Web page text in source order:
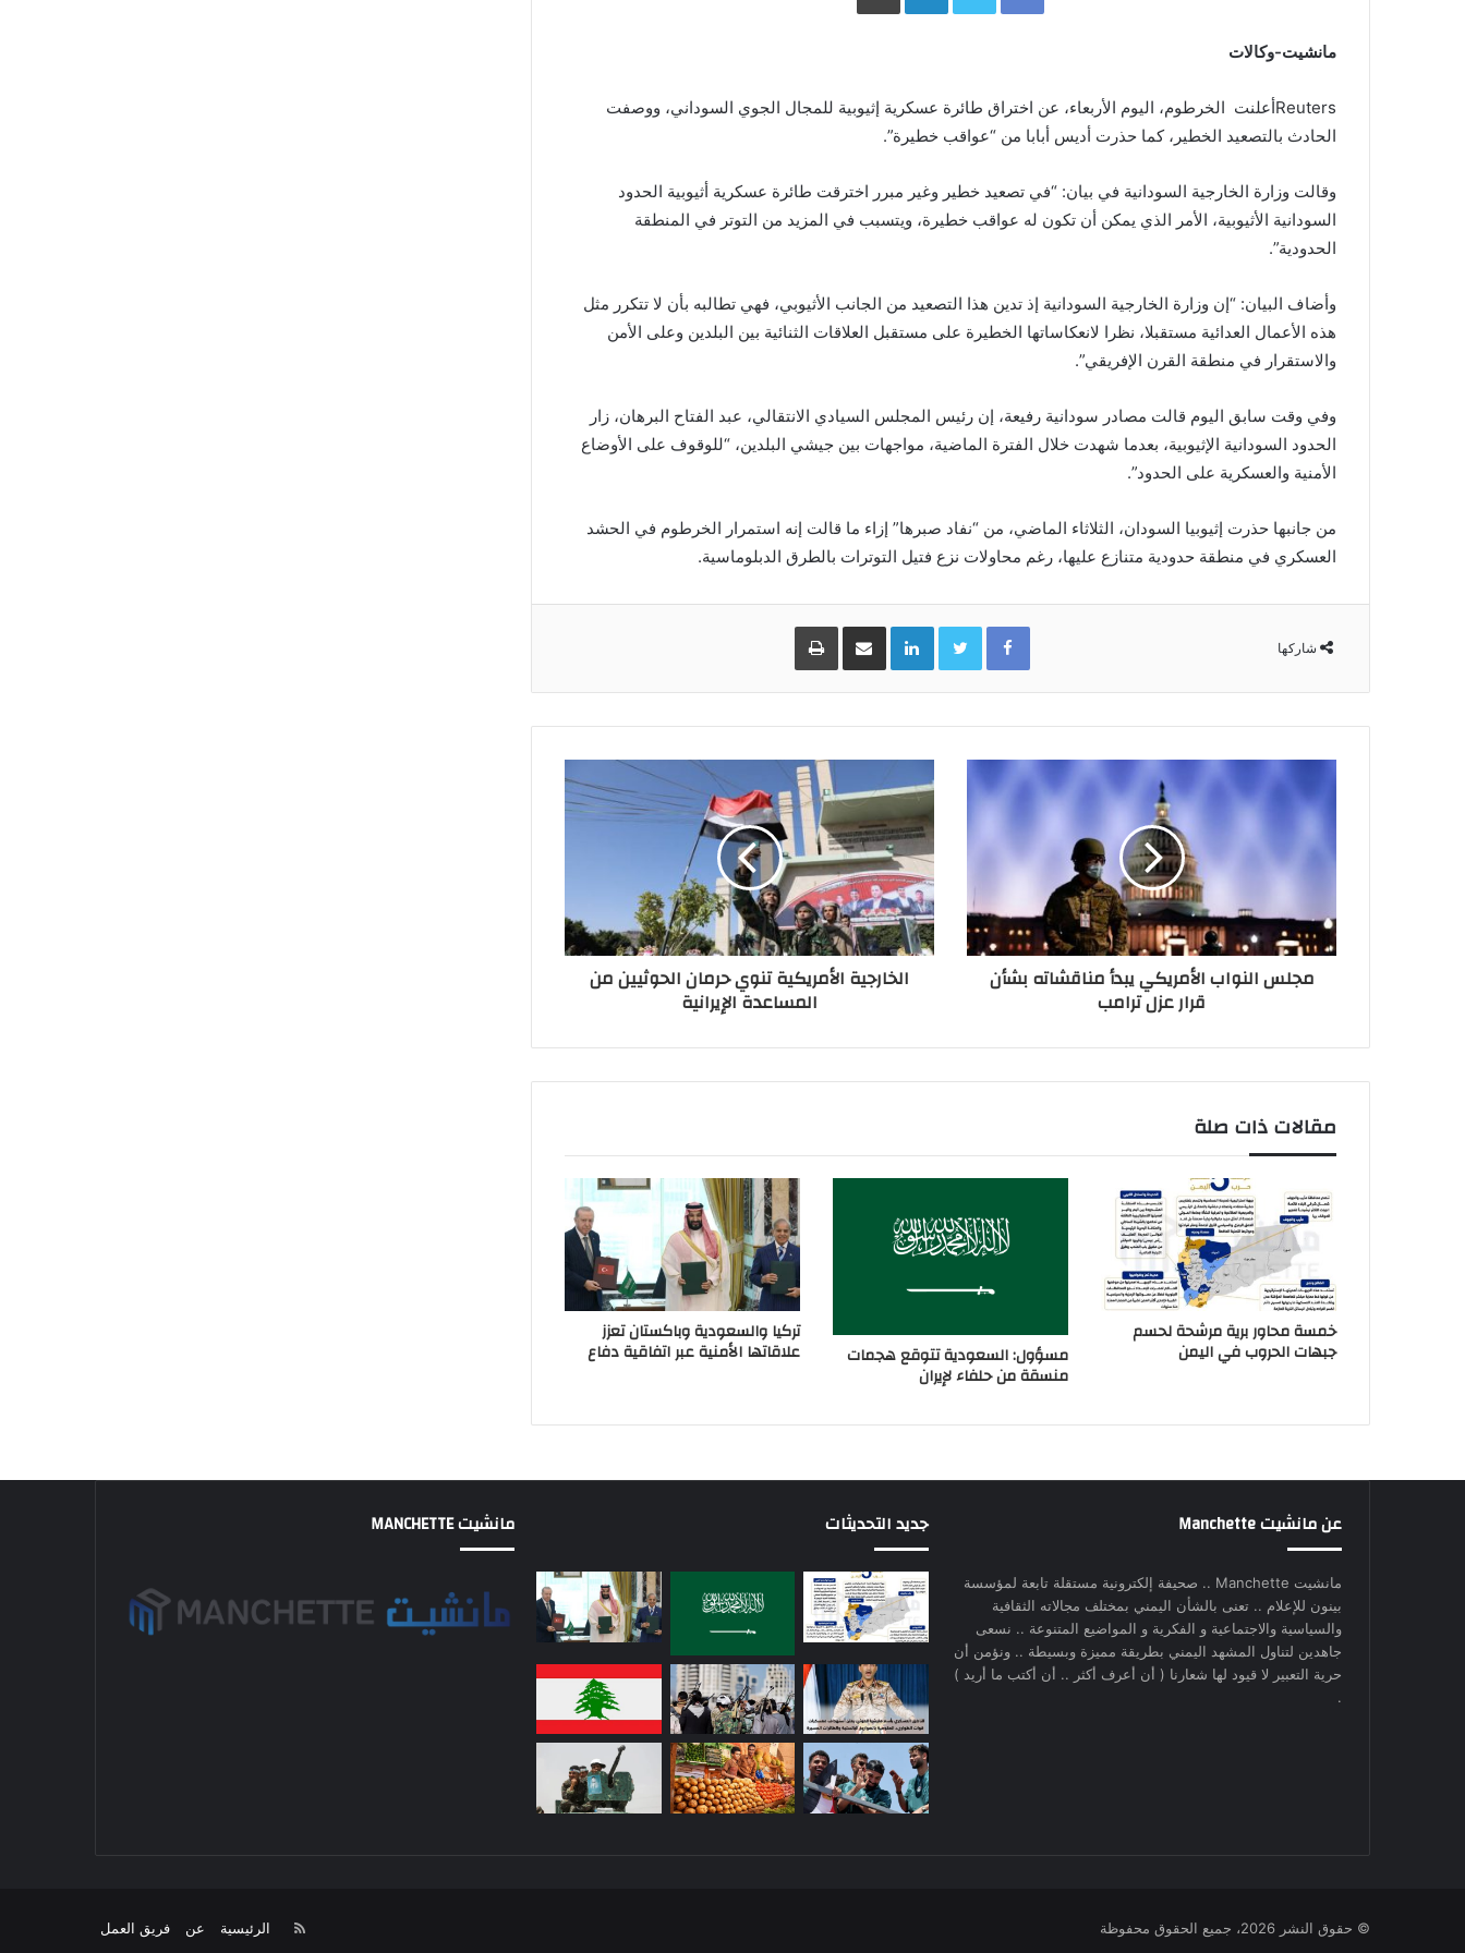
مانشيت-وكالات
Reutersأعلنت الخرطوم، اليوم الأربعاء، عن اختراق طائرة عسكرية إثيوبية للمجال الجوي السوداني، ووصفت
الحادث بالتصعيد الخطير، كما حذرت أديس أبابا من “عواقب خطيرة”.
وقالت وزارة الخارجية السودانية في بيان: “في تصعيد خطير وغير مبرر اخترقت طائرة عسكرية أثيوبية الحدود
السودانية الأثيوبية، الأمر الذي يمكن أن تكون له عواقب خطيرة، ويتسبب في المزيد من التوتر في المنطقة
الحدودية”.
وأضاف البيان: “إن وزارة الخارجية السودانية إذ تدين هذا التصعيد من الجانب الأثيوبي، فهي تطالبه بأن لا تتكرر مثل
هذه الأعمال العدائية مستقبلا، نظرا لانعكاساتها الخطيرة على مستقبل العلاقات الثنائية بين البلدين وعلى الأمن
والاستقرار في منطقة القرن الإفريقي”.
وفي وقت سابق اليوم قالت مصادر سودانية رفيعة، إن رئيس المجلس السيادي الانتقالي، عبد الفتاح البرهان، زار
الحدود السودانية الإثيوبية، بعدما شهدت خلال الفترة الماضية، مواجهات بين جيشي البلدين، “للوقوف على الأوضاع
الأمنية والعسكرية على الحدود”.
من جانبها حذرت إثيوبيا السودان، الثلاثاء الماضي، من “نفاد صبرها” إزاء ما قالت إنه استمرار الخرطوم في الحشد
العسكري في منطقة حدودية متنازع عليها، رغم محاولات نزع فتيل التوترات بالطرق الدبلوماسية.
شاركها
Facebook
Twitter
LinkedInمشاركة عبر البريد طباعة
مجلس النواب الأمريكي يبدأ مناقشاته بشأن
قرار عزل ترامب
الخارجية الأمريكية تنوي حرمان الحوثيين من
المساعدة الإيرانية
مقالات ذات صلة
خمسة محاور برية مرشحة لحسم
جبهات الحروب في اليمن مسؤول: السعودية تتوقع هجمات
منسقة من حلفاء لإيران
تركيا والسعودية وباكستان تعزز
علاقاتها الأمنية عبر اتفاقية دفاع
عن مانشيت Manchette
مانشيت Manchette .. صحيفة إلكترونية مستقلة تابعة لمؤسسة
بينون للإعلام .. تعنى بالشأن اليمني بمختلف مجالاته الثقافية
والسياسية والاجتماعية و الفكرية و المواضيع المتنوعة .. نسعى
جاهدين لتناول المشهد اليمني بطريقة مميزة وبسيطة .. ونؤمن أن
حرية التعبير لا قيود لها شعارنا ( أن أعرف أكثر .. أن أكتب ما أريد )
.
جديد التحديثات مانشيت MANCHETTE
© حقوق النشر 2026، جميع الحقوق محفوظة الرئيسية عن فريق العمل RSS